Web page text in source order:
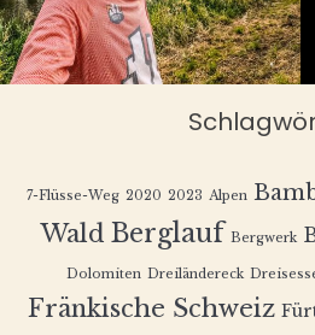
7-Flüsse-Weg 2020 2023 Alpen
Wald Berglauf Bergwerk
Dolomiten Dreiländereck
Fränkische Schweiz